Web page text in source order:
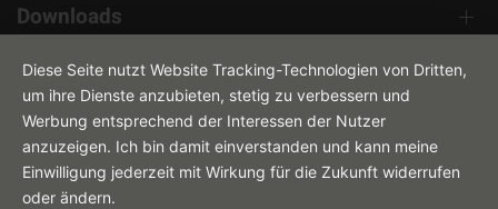
Downloads
Kontakt
Diese Seite nutzt Website Tracking-Technologien von Dritten,
um ihre Dienste anzubieten, stetig zu verbessern und
Werbung entsprechend der Interessen der Nutzer
anzuzeigen. Ich bin damit einverstanden und kann meine
Einwilligung jederzeit mit Wirkung für die Zukunft widerrufen
oder ändern.